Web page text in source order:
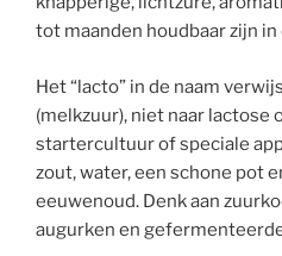
tot maanden houdbaar zijn in
Het “lacto” in de naam
(melkzuur), niet naar lactose
startercultuur of speciale
zout, water, een schone pot
eeuwenoud. Denk aan
augurken en